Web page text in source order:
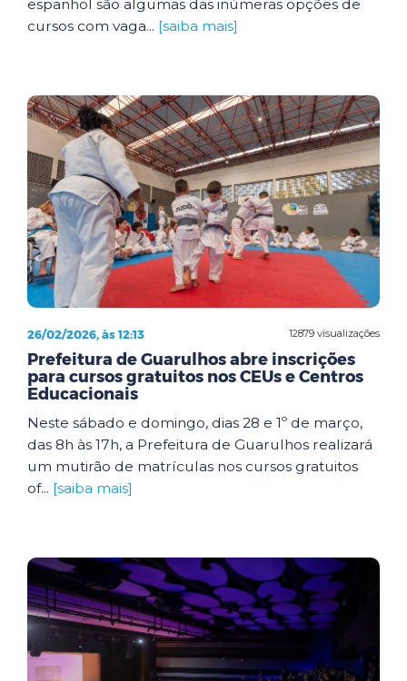
espanhol são algumas das inúmeras opções de
cursos com vaga... [saiba mais]
12879 visualizações
26/02/2026, às 12:13
Prefeitura de Guarulhos abre inscrições
para cursos gratuitos nos CEUs e Centros
Educacionais
Neste sábado e domingo, dias 28 e 1º de março,
das 8h às 17h, a Prefeitura de Guarulhos realizará
um mutirão de matrículas nos cursos gratuitos
of... [saiba mais]